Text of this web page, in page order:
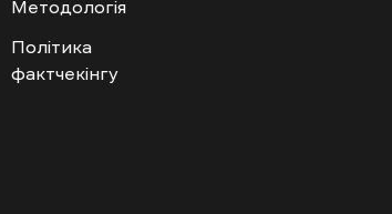
Методологія
Політика
фактчекінгу